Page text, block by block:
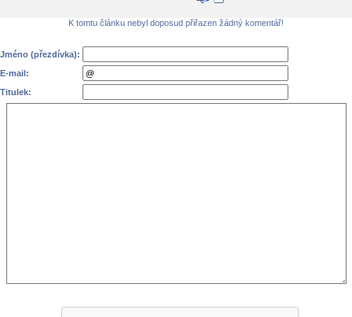
K tomtu článku nebyl doposud přiřazen žádný komentář!
Jméno (přezdívka):
E-mail:
Titulek: